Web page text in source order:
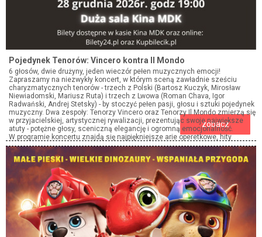
Pojedynek Tenorów: Vincero kontra Il Mondo
6 głosów, dwie drużyny, jeden wieczór pełen muzycznych emocji!
Zapraszamy na niezwykły koncert, w którym sceną zawładnie sześciu
charyzmatycznych tenorów - trzech z Polski (Bartosz Kuczyk, Mirosław
Niewiadomski, Mariusz Ruta) i trzech z Lwowa (Roman Chava, Igor
Radwański, Andrej Stetsky) - by stoczyć pełen pasji, głosu i sztuki pojedynek
muzyczny. Dwa zespoły: Tenorzy Vincero oraz Tenorzy Il Mondo zmierzą się
w przyjacielskiej, artystycznej rywalizacji, prezentując swoje największe
atuty - potężne głosy, sceniczną elegancję i ogromną emocjonalność.
W programie koncertu znajdą się najpiękniejsze arie operetkowe, hity
musicalowe, znane tematy filmowe oraz utwory inspirowane repertuarem
legendarnej grupy Il Divo. Publiczność usłyszy zarówno klasyczne dzieła
mistrzów, jak i lżejsze, rozrywkowe kompozycje w porywających
aranżacjach - wszystko w mistrzowskim wykonaniu. Ten wieczór to nie tylko
popis wokalny, ale i pełna humoru, emocji i wzruszeń opowieść o sile
muzyki, która łączy pokolenia i kultury. Od klasyki po rozrywkę - każdy
znajdzie tu coś dla siebie.
Tenorzy Vincero & Tenorzy Il Mondo - Pojedynek Tenorów. To nie koncert - to
muzyczne wydarzenie, które zapamiętasz na długo!
zobacz